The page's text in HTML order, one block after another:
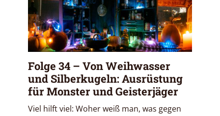
Folge 34 – Von Weihwasser
und Silberkugeln: Ausrüstung
für Monster und Geisterjäger
Viel hilft viel: Woher weiß man, was gegen